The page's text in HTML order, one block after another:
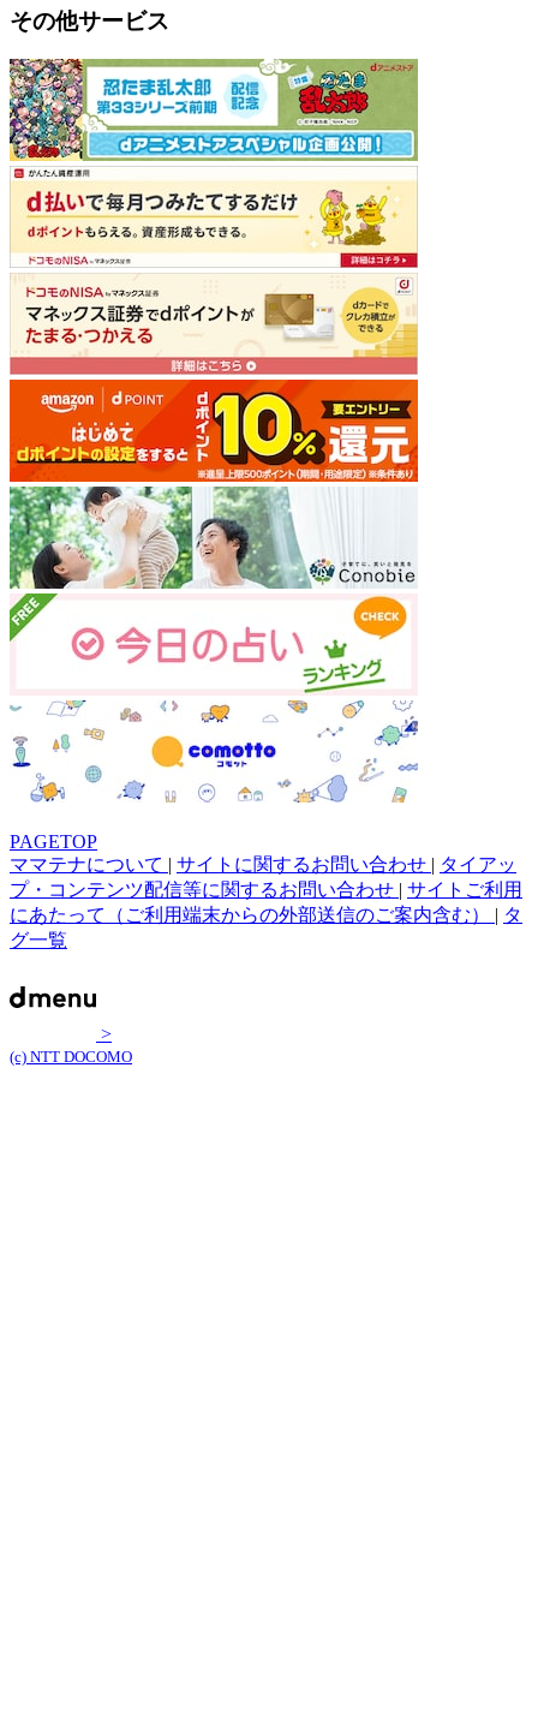
その他サービス
PAGETOP
ママテナについて | サイトに関するお問い合わせ | タイアッ
プ・コンテンツ配信等に関するお問い合わせ | サイトご利用
にあたって（ご利用端末からの外部送信のご案内含む） | タ
グ一覧
>
(c) NTT DOCOMO